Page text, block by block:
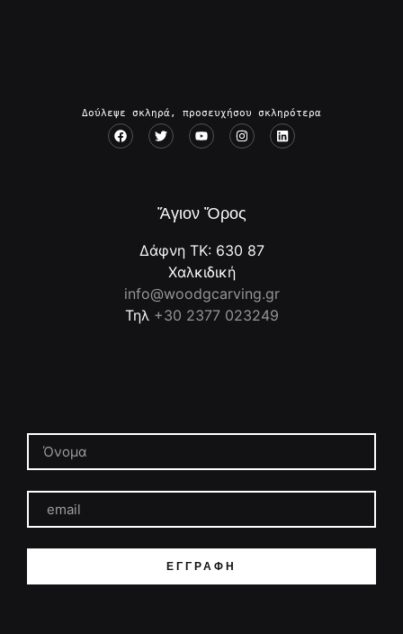
Δούλεψε σκληρά, προσευχήσου σκληρότερα
Ἅγιον Ὄρος
Δάφνη ΤΚ: 630 87
Χαλκιδική
info@woodgcarving.gr
Τηλ +30 2377 023249
ΕΓΓΡΑΦΉ